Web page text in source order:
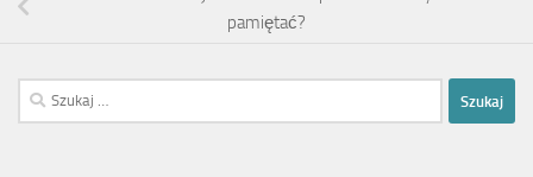
pamiętać?
Szukaj: